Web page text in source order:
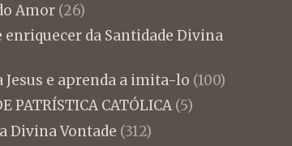
Amor(26)
enriquecer da Santidade Divina
Jesus e aprenda a imita-lo (100)
PATRÍSTICA CATÓLICA(5)
Divina Vontade (312)